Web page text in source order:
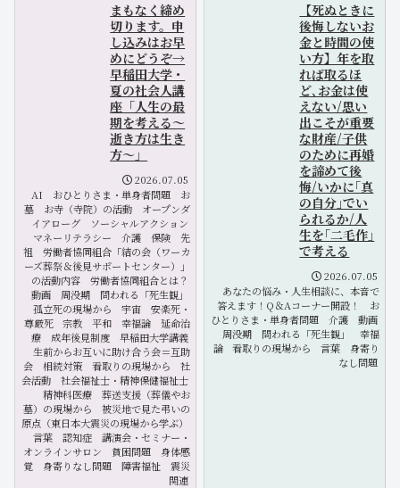
まもなく締め
切ります。申
し込みはお早
めにどうぞ→
早稲田大学・
夏の社会人講
座「人生の最
期を考える～
逝き方は生き
方～」
2026.07.05
AI
おひとりさま・単身者問題
お
墓
お寺（寺院）の活動
オープンダ
イアローグ
ソーシャルアクション
マネーリテラシー
介護 保険
先
祖
労働者協同組合「結の会（ワーカ
ーズ葬祭＆後見サポートセンター）」
の活動内容
労働者協同組合とは？
動画
周没期
問われる「死生観」
孤立死の現場から
宇宙
安楽死・
尊厳死
宗教 平和 幸福論
延命治
療
成年後見制度
早稲田大学講義
生前からお互いに助け合う会＝互助
会
相続対策 看取りの現場から
社
会活動
社会福祉士・精神保健福祉士
精神科医療
葬送支援（葬儀やお
墓）の現場から
被災地で見た弔いの
原点（東日本大震災の現場から学ぶ）
言葉
認知症
講演会・セミナー・
オンラインサロン
貧困問題
身体感
覚
身寄りなし問題 障害福祉
震災
関連
【死ぬときに
後悔しないお
金と時間の使
い方】年を取
れば取るほ
ど､お金は使
えない/思い
出こそが重要
な財産/子供
のために再婚
を諦めて後
悔/いかに｢真
の自分｣でい
られるか/人
生を｢二毛作｣
で考える
2026.07.05
あなたの悩み・人生相談に、本音で
答えます！Q＆Aコーナー開設！
お
ひとりさま・単身者問題
介護
動画
周没期
問われる「死生観」
幸福
論
看取りの現場から 言葉
身寄り
なし問題